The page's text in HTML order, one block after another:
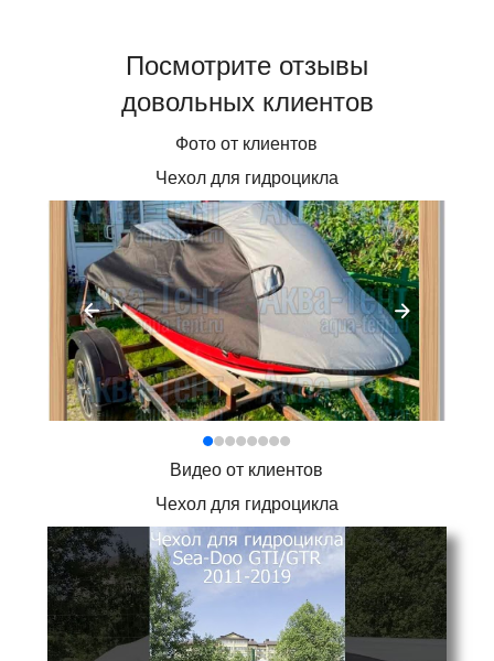
Посмотрите отзывы
довольных клиентов
Фото от клиентов
Чехол для гидроцикла
Видео от клиентов
Чехол для гидроцикла